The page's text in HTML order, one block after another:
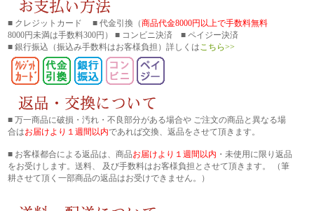
■ クレジットカード ■ 代金引換（商品代金8000円以上で手数料無料
8000円未満は手数料300円） ■ コンビニ決済 ■ ペイジー決済
■ 銀行振込 （振込み手数料はお客様負担）詳しくは こちら>>
■ 万一商品に破損・汚れ・不良部分がある場合や ご注文の商品と異なる場
合はお届けより１週間以内であれば交換、返品をさせて頂きます。
■ お客様都合による返品は、商品お届けより１週間以内 ・未使用に限り返品
をお受けします。送料、 及び手数料はお客様負担とさせて頂きます。 （筆
耕させて頂く一部商品の返品はお受けできません。）